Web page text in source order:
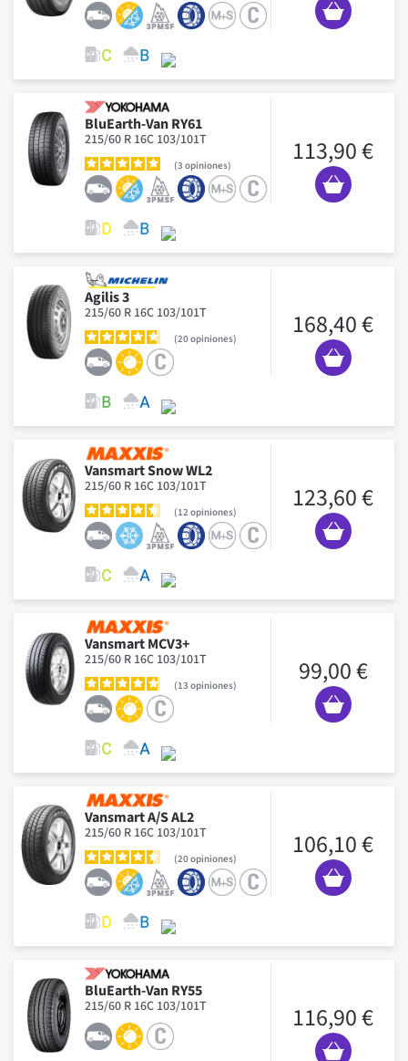
BluEarth-Van RY61
215/60 R 16C 103/101T
3 opiniones 113,90 €
Agilis 3
215/60 R 16C 103/101T
20opiniones 168,40 €
Vansmart Snow WL2
215/60 R 16C 103/101T
12 opiniones 123,60 €
Vansmart MCV3+
215/60 R 16C 103/101T
13 opiniones 99,00 €
Vansmart A/S AL2
215/60 R 16C 103/101T
20opiniones 106,10 €
BluEarth-Van RY55
215/60 R 16C 103/101T 116,90 €